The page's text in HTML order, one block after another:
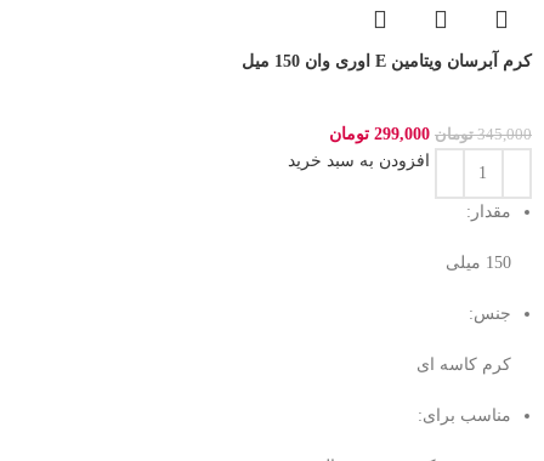
کرم آبرسان ویتامین E اوری وان 150 میل
345,000 تومان 299,000 تومان
افزودن به سبد خرید
مقدار:
150 میلی‌
جنس:
کرم کاسه ای
مناسب برای: